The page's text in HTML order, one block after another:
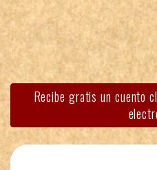
Recibe gratis un cuento